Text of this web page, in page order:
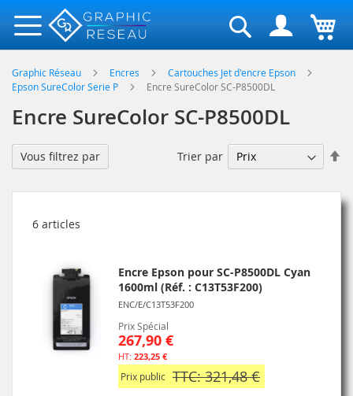
Rechercher
Graphic Réseau Encres
Cartouches Jet d'encre Epson
Epson SureColor Serie P
Encre SureColor SC-P8500DL
Encre SureColor SC-P8500DL
6 articles
Trier par
Encre Epson pour SC-P8500DL Cyan
1600ml (Réf. : C13T53F200)
ENC/E/C13T53F200
Prix Spécial
267,90 €
223,25 €
Prix public TTC: 321,48 €
Vous filtrez par